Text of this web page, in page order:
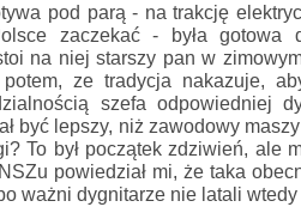
pod parą - na trakcję
zaczekać - była gotowa
na niej starszy pan w
potem, ze tradycja nakazuje,
szefa odpowiedniej
być lepszy, niż zawodowy
To był początek zdziwień, ale
powiedział mi, że taka
ważni dygnitarze nie latali